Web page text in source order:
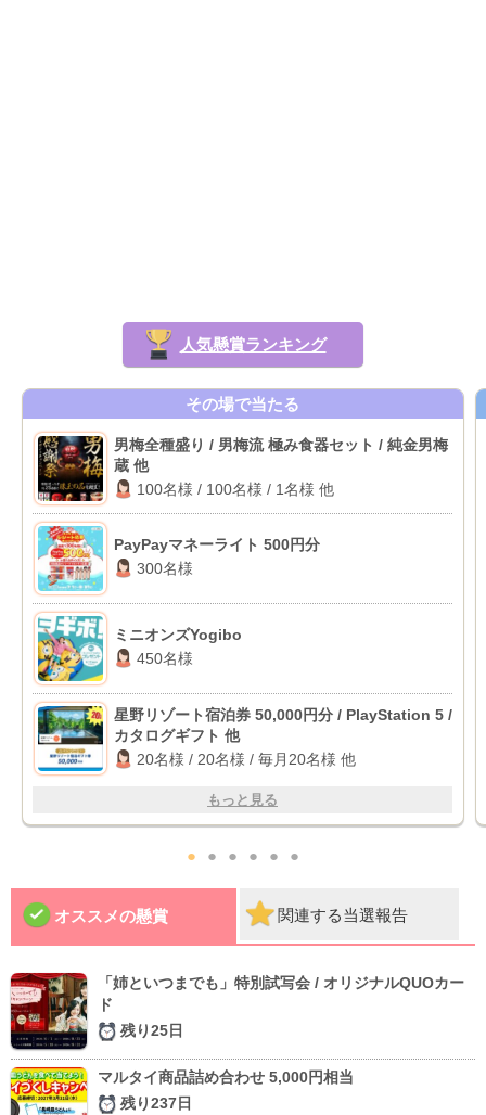
人気懸賞ランキング
その場で当たる
男梅全種盛り / 男梅流 極み食器セット / 純金男梅
蔵 他
100名様 / 100名様 / 1名様 他
PayPayマネーライト 500円分
300名様
ミニオンズYogibo
450名様
星野リゾート宿泊券 50,000円分 / PlayStation 5 /
カタログギフト 他
20名様 / 20名様 / 毎月20名様 他
もっと見る
● ● ● ● ● ●
オススメの懸賞 関連する当選報告
「姉といつまでも」特別試写会 / オリジナルQUOカー
ド
残り25日
マルタイ商品詰め合わせ 5,000円相当
残り237日